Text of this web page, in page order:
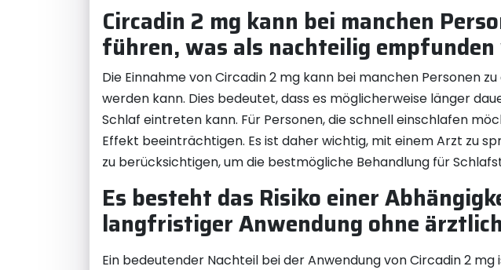
Circadin 2 mg kann bei manchen
führen, was als nachteilig
Die Einnahme von Circadin 2 mg kann bei manchen Personen
werden kann. Dies bedeutet, dass es möglicherweise länger
Schlaf eintreten kann. Für Personen, die schnell einschlafen
Effekt beeinträchtigen. Es ist daher wichtig, mit einem Arzt zu
zu berücksichtigen, um die bestmögliche Behandlung für
Es besteht das Risiko einer
langfristiger Anwendung ohne
Ein bedeutender Nachteil bei der Anwendung von Circadin 2